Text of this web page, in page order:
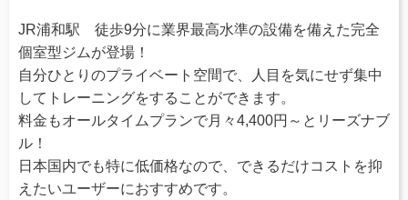
JR浦和駅 徒歩9分に業界最高水準の設備を備えた完全
個室型ジムが登場！
自分ひとりのプライベート空間で、人目を気にせず集中
してトレーニングをすることができます。
料金もオールタイムプランで月々4,400円～とリーズナブ
ル！
日本国内でも特に低価格なので、できるだけコストを抑
えたいユーザーにおすすめです。